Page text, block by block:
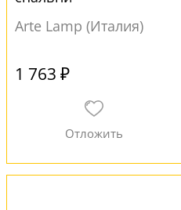
Arte Lamp (Италия)
1 763 ₽